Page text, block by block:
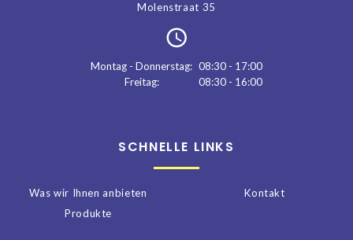
Molenstraat 35
Montag - Donnerstag:
Freitag:
08:30 - 17:00
08:30 - 16:00
SCHNELLE LINKS
Was wir Ihnen anbieten
Produkte
Kontakt